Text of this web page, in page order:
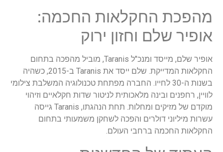
מהפכת החקלאות החכמה:
אופיר שלם וחזון ירוק
אופיר שלם, מייסד ומנכ"ל Taranis, מוביל מהפכה בתחום
החקלאות המדייקת. שלם ייסד את Taranis ב-2015, כשהיה
בשנות ה-30 לחייו. החברה מפתחת טכנולוגיה המשלבת צילומי
לוויין, רחפנים ובינה מלאכותית לניטור שדות חקלאיים וזיהוי
מוקדם של מזיקים ומחלות. תחת הנהגתו, Taranis גייסה
עשרות מיליוני דולרים והפכה לשחקן משמעותי בתחום
החקלאות החכמה ברחבי העולם.